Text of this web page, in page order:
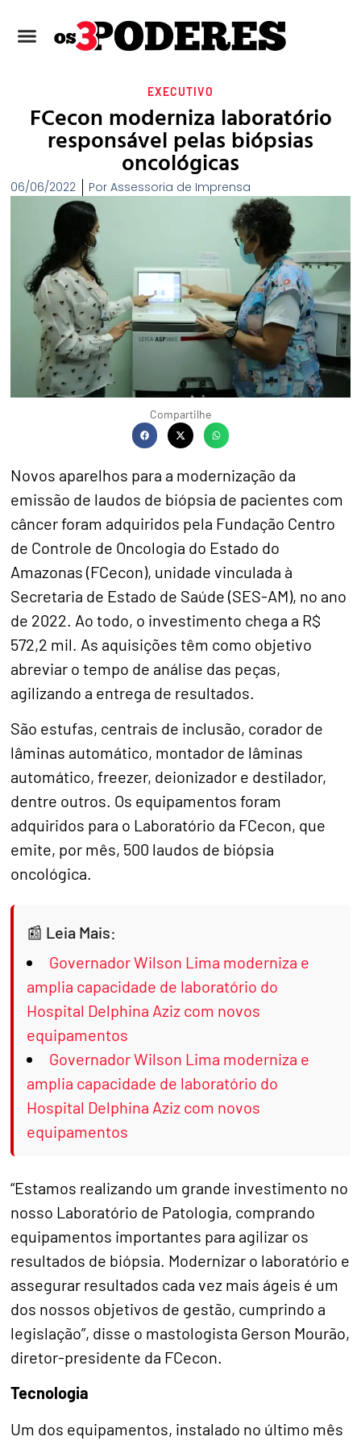
EXECUTIVO
FCecon moderniza laboratório
responsável pelas biópsias
oncológicas
06/06/2022 Por Assessoria de Imprensa
Compartilhe
Novos aparelhos para a modernização da
emissão de laudos de biópsia de pacientes com
câncer foram adquiridos pela Fundação Centro
de Controle de Oncologia do Estado do
Amazonas (FCecon), unidade vinculada à
Secretaria de Estado de Saúde (SES-AM), no ano
de 2022. Ao todo, o investimento chega a R$
572,2 mil. As aquisições têm como objetivo
abreviar o tempo de análise das peças,
agilizando a entrega de resultados.
São estufas, centrais de inclusão, corador de
lâminas automático, montador de lâminas
automático, freezer, deionizador e destilador,
dentre outros. Os equipamentos foram
adquiridos para o Laboratório da FCecon, que
emite, por mês, 500 laudos de biópsia
oncológica.
Leia Mais:
Governador Wilson Lima moderniza e
amplia capacidade de laboratório do
Hospital Delphina Aziz com novos
equipamentos
Governador Wilson Lima moderniza e
amplia capacidade de laboratório do
Hospital Delphina Aziz com novos
equipamentos
“Estamos realizando um grande investimento no
nosso Laboratório de Patologia, comprando
equipamentos importantes para agilizar os
resultados de biópsia. Modernizar o laboratório e
assegurar resultados cada vez mais ágeis é um
dos nossos objetivos de gestão, cumprindo a
legislação”, disse o mastologista Gerson Mourão,
diretor-presidente da FCecon.
Tecnologia
Um dos equipamentos, instalado no último mês